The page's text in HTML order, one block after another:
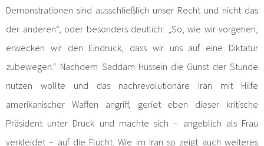
Demonstrationen sind ausschließlich unser Recht und nicht das
der anderen“, oder besonders deutlich: „So, wie wir vorgehen,
erwecken wir den Eindruck, dass wir uns auf eine Diktatur
zubewegen.“ Nachdem Saddam Hussein die Gunst der Stunde
nutzen wollte und das nachrevolutionäre Iran mit Hilfe
amerikanischer Waffen angriff, geriet eben dieser kritische
Präsident unter Druck und machte sich – angeblich als Frau
verkleidet – auf die Flucht. Wie im Iran so zeigt auch weiteres